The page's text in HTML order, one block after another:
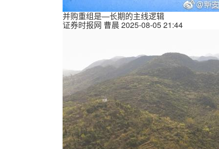
并购重组是—长期的主线逻辑
证券时报网 曹晨 2025-08-05 21:44